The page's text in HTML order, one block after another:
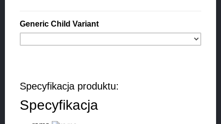
Generic Child Variant
Specyfikacja produktu:
Specyfikacja